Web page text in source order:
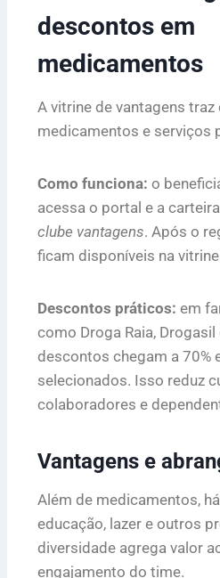
descontos em
medicamentos
A vitrine de vantagens traz
medicamentos e serviços
Como funciona: o
acessa o portal e a
clube vantagens. Após o
ficam disponíveis na
Descontos práticos: em
como Droga Raia, Drogasil
descontos chegam a 70%
selecionados. Isso reduz
colaboradores e
Vantagens e
Além de medicamentos,
educação, lazer e outros
diversidade agrega valor
engajamento do time.